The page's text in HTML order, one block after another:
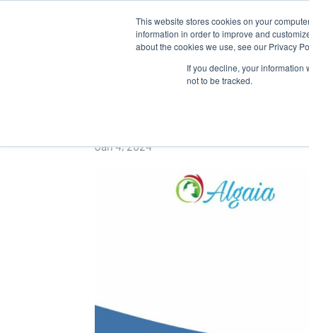
This website stores cookies on your
information in order to improve and
about the cookies we use, see our Privacy
If you decline, your information
not to be tracked.
QUI
Jan 4, 2024